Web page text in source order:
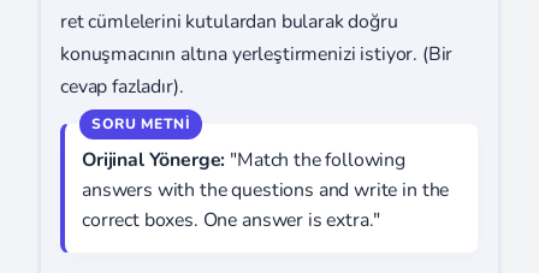
ret cümlelerini kutulardan bularak doğru
konuşmacının altına yerleştirmenizi istiyor. (Bir
cevap fazladır).
Orijinal Yönerge: "Match the following
answers with the questions and write in the
correct boxes. One answer is extra."